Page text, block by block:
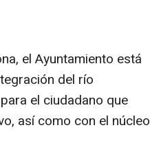
el Ayuntamiento está
del río
el ciudadano que
así como con el núcleo